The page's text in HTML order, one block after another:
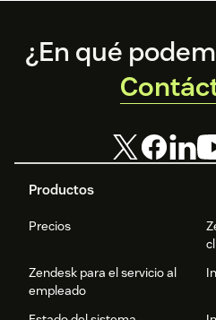
Footer
Productos
Precios
Zendesk para el servicio al
empleado
¿En qué